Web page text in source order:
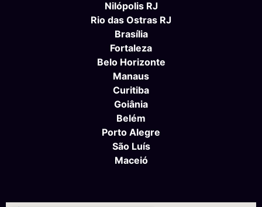
Nilópolis RJ
Rio das Ostras RJ
Brasília
Fortaleza
Belo Horizonte
Manaus
Curitiba
Goiânia
Belém
Porto Alegre
São Luís
Maceió